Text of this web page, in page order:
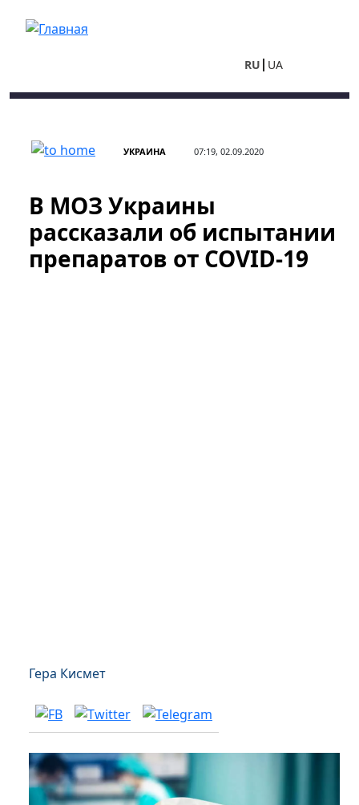
RU UA
УКРАИНА 07:19, 02.09.2020
В МОЗ Украины
рассказали об испытании
препаратов от COVID-19
Гера Кисмет